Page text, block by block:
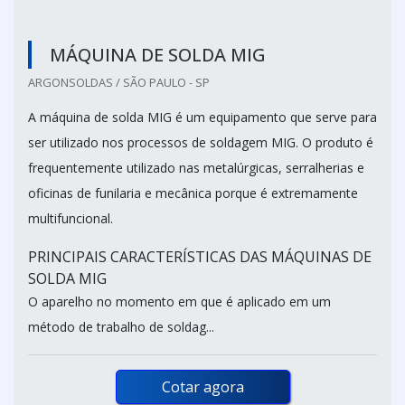
MÁQUINA DE SOLDA MIG
ARGONSOLDAS / SÃO PAULO - SP
A máquina de solda MIG é um equipamento que serve para
ser utilizado nos processos de soldagem MIG. O produto é
frequentemente utilizado nas metalúrgicas, serralherias e
oficinas de funilaria e mecânica porque é extremamente
multifuncional.
PRINCIPAIS CARACTERÍSTICAS DAS MÁQUINAS DE
SOLDA MIG
O aparelho no momento em que é aplicado em um
método de trabalho de soldag...
Cotar agora